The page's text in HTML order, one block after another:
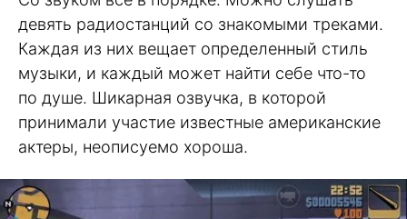
девять радиостанций со знакомыми треками.
Каждая из них вещает определенный стиль
музыки, и каждый может найти себе что-то
по душе. Шикарная озвучка, в которой
принимали участие известные американские
актеры, неописуемо хороша.